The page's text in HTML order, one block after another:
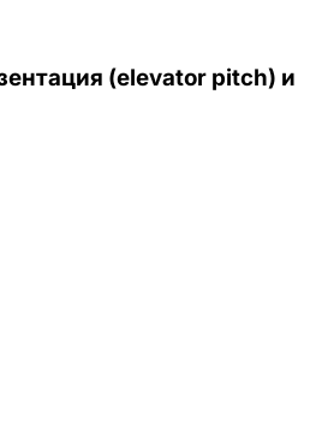
(elevator pitch) и